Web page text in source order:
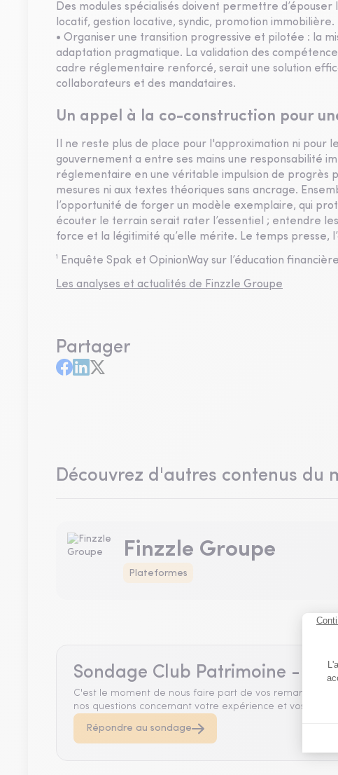
Des modules spécialisés doivent permettre
locatif, gestion locative, syndic, promotion immobilière.
• Organiser une transition progressive et pilotée : la
adaptation pragmatique. La validation des
cadre réglementaire renforcé, serait une solution
collaborateurs et des mandataires.
Un appel à la co-construction pour
Il ne reste plus de place pour l'approximation ni pour
gouvernement a entre ses mains une responsabilité
réglementaire en une véritable impulsion de progrès
mesures ni aux textes théoriques sans ancrage.
l’opportunité de forger un modèle exemplaire, qui
écouter le terrain serait rater l’essentiel ; entendre
force et la légitimité qu’elle mérite. Le temps presse,
¹ Enquête Spak et OpinionWay sur l’éducation financière
Les analyses et actualités de Finzzle Groupe
Partager
Découvrez d'autres contenus du
Finzzle Groupe
Plateformes
Sondage Club Patrimoine - A
C'est le moment de nous faire part de vos remarques
nos questions concernant votre expérience et vos
Répondre au sondage